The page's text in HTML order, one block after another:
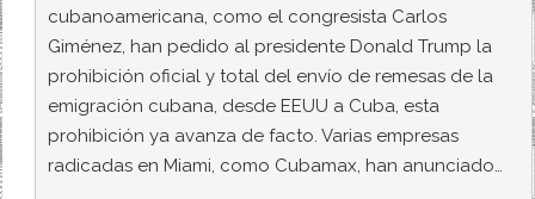
cubanoamericana, como el congresista Carlos
Giménez, han pedido al presidente Donald Trump la
prohibición oficial y total del envío de remesas de la
emigración cubana, desde EEUU a Cuba, esta
prohibición ya avanza de facto. Varias empresas
radicadas en Miami, como Cubamax, han anunciado…